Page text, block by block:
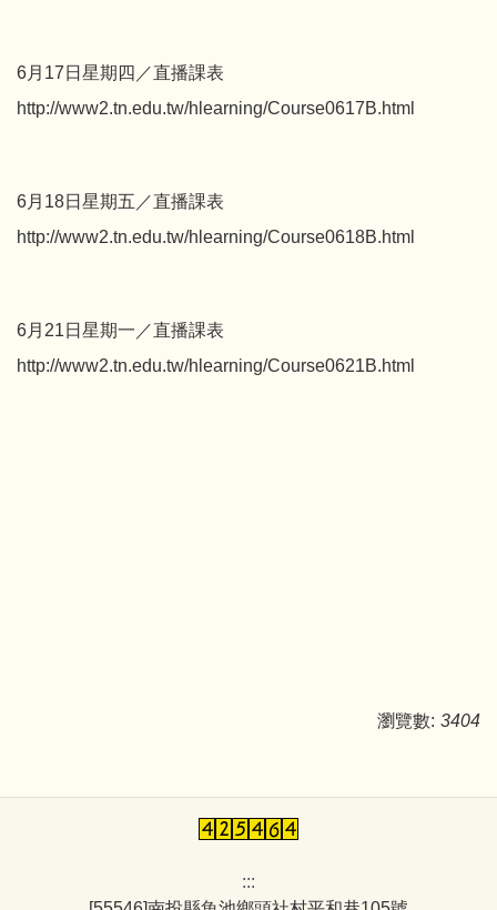
6月17日星期四／直播課表
http://www2.tn.edu.tw/hlearning/Course0617B.html
6月18日星期五／直播課表
http://www2.tn.edu.tw/hlearning/Course0618B.html
6月21日星期一／直播課表
http://www2.tn.edu.tw/hlearning/Course0621B.html
瀏覽數: 3404
:::